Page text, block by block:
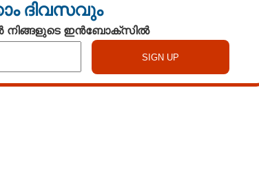
ദിവസവും
നിങ്ങളുടെ ഇൻബോക്സിൽ